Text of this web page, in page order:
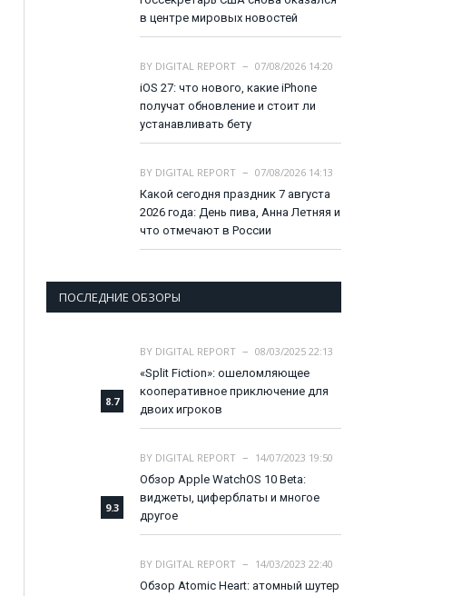
в центре мировых новостей
BY DIGITAL REPORT
07/08/2026 14:20
iOS 27: что нового, какие iPhone
получат обновление и стоит ли
устанавливать бету
BY DIGITAL REPORT
07/08/2026 14:13
Какой сегодня праздник 7 августа
2026 года: День пива, Анна Летняя и
что отмечают в России
ПОСЛЕДНИЕ ОБЗОРЫ
8.7
BY DIGITAL REPORT
08/03/2025 22:13
«Split Fiction»: ошеломляющее
кооперативное приключение для
двоих игроков
9.3
BY DIGITAL REPORT
14/07/2023 19:50
Обзор Apple WatchOS 10 Beta:
виджеты, циферблаты и многое
другое
BY DIGITAL REPORT
14/03/2023 22:40
Обзор Atomic Heart: атомный шутер